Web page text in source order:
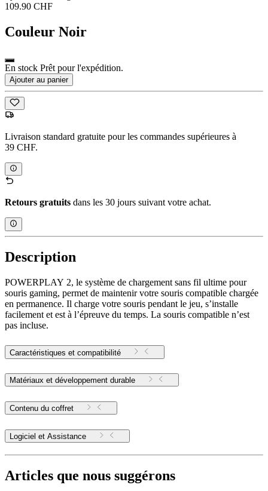
109.90 CHF
Couleur Noir
En stock Prêt pour l'expédition.
Ajouter au panier
Livraison standard gratuite pour les commandes supérieures à
39 CHF.
Retours gratuits dans les 30 jours suivant votre achat.
Description
POWERPLAY 2, le système de chargement sans fil ultime pour
souris gaming, permet de maintenir votre souris compatible chargée
en permanence. Il charge votre souris pendant le jeu, s’installe
facilement et est à l’épreuve du temps. La souris compatible n’est
pas incluse.
Caractéristiques et compatibilité
Matériaux et développement durable
Contenu du coffret
Logiciel et Assistance
Articles que nous suggérons